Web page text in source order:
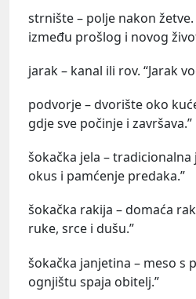
strnište – polje nakon
između prošlog i novog
jarak – kanal ili rov. “Jarak
podvorje – dvorište oko
gdje sve počinje i završava.”
šokačka jela – tradicionalna
okus i pamćenje predaka.”
šokačka rakija – domaća
ruke, srce i dušu.”
šokačka janjetina – meso s
ognjištu spaja obitelj.”